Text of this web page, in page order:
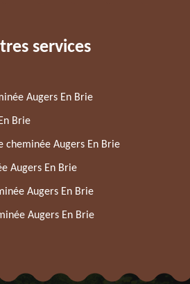
services
Augers En Brie
Brie
cheminée Augers En Brie
Augers En Brie
Augers En Brie
Augers En Brie